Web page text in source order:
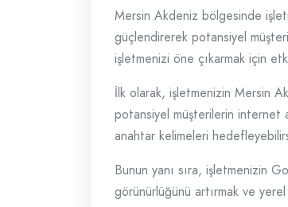
Mersin Akdeniz bölgesinde
güçlendirerek potansiyel
işletmenizi öne çıkarmak için
İlk olarak, işletmenizin Mersin
potansiyel müşterilerin internet
anahtar kelimeleri
Bunun yanı sıra, işletmenizin
görünürlüğünü artırmak ve